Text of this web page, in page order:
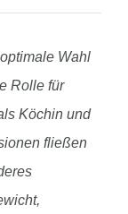
Wahl
Rolle für
Köchin und
fließen